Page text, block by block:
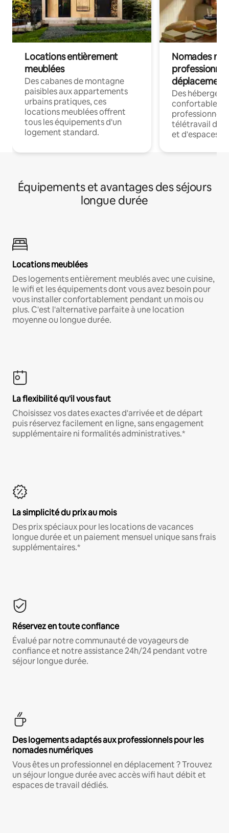
Locations entièrement
meublées
Des cabanes de montagne
paisibles aux appartements
urbains pratiques, ces
locations meublées offrent
tous les équipements d'un
logement standard.
Nomades
déplacement
Des
confortables
professionnels
télétravail
et d'espaces
Équipements et avantages des séjours
longue durée
Locations meublées
Des logements entièrement meublés avec une cuisine,
le wifi et les équipements dont vous avez besoin pour
vous installer confortablement pendant un mois ou
plus. C'est l'alternative parfaite à une location
moyenne ou longue durée.
La flexibilité qu'il vous faut
Choisissez vos dates exactes d'arrivée et de départ
puis réservez facilement en ligne, sans engagement
supplémentaire ni formalités administratives.*
La simplicité du prix au mois
Des prix spéciaux pour les locations de vacances
longue durée et un paiement mensuel unique sans frais
supplémentaires.*
Réservez en toute confiance
Évalué par notre communauté de voyageurs de
confiance et notre assistance 24h/24 pendant votre
séjour longue durée.
Des logements adaptés aux professionnels pour les
nomades numériques
Vous êtes un professionnel en déplacement ? Trouvez
un séjour longue durée avec accès wifi haut débit et
espaces de travail dédiés.